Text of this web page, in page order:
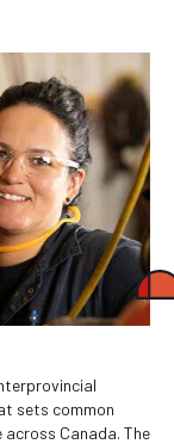
sets common
Canada. The